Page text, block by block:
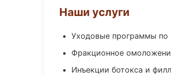
Наши услуги
Уходовые программы по
Фракционное
Инъекции ботокса и